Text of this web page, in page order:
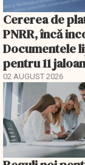
Cererea de
PNRR, încă
Documentele
pentru 11
02 AUGUST 2026